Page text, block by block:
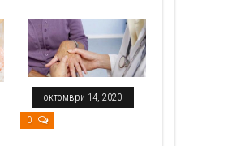
октомври 14, 2020
0